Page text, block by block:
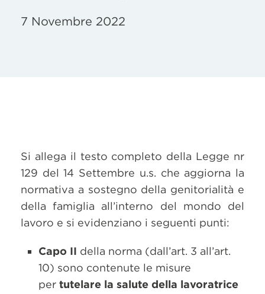
7 Novembre 2022
Si allega il testo completo della Legge nr
129 del 14 Settembre u.s. che aggiorna la
normativa a sostegno della genitorialità e
della famiglia all’interno del mondo del
lavoro e si evidenziano i seguenti punti:
Capo II della norma (dall’art. 3 all’art.
10) sono contenute le misure
per tutelare la salute della lavoratrice